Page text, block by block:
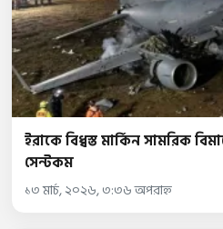
ইরাকে বিধ্বস্ত মার্কিন সামরিক
সেন্টকম
১৩ মার্চ, ২০২৬, ৩:৩৬ অপরাহ্ন